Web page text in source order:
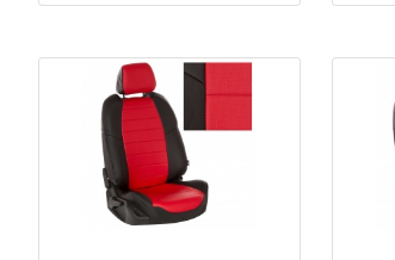
В корзину В